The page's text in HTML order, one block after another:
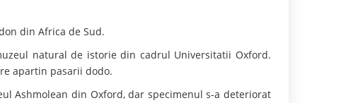
din Africa de Sud.
natural de istorie din cadrul Universitatii Oxford.
apartin pasarii dodo.
Ashmolean din Oxford, dar specimenul s-a deteriorat